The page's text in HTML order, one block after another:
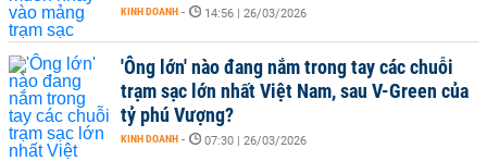
KINH DOANH - 14:56 | 26/03/2026
'Ông lớn' nào đang nắm trong tay các chuỗi
trạm sạc lớn nhất Việt Nam, sau V-Green của
tỷ phú Vượng?
KINH DOANH - 07:30 | 26/03/2026